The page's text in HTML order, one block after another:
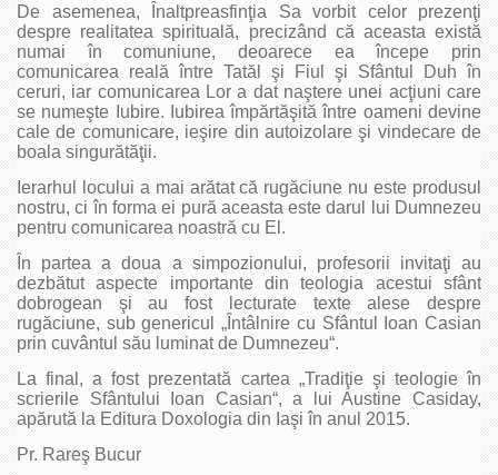
De asemenea, Înaltpreasfinţia Sa vorbit celor prezenţi
despre realitatea spirituală, precizând că aceasta există
numai în comuniune, deoarece ea începe prin
comunicarea reală între Tatăl şi Fiul şi Sfântul Duh în
ceruri, iar comunicarea Lor a dat naştere unei acţiuni care
se numeşte Iubire. Iubirea împărtăşită între oameni devine
cale de comunicare, ieşire din autoizolare şi vindecare de
boala singurătăţii.
Ierarhul locului a mai arătat că rugăciune nu este produsul
nostru, ci în forma ei pură aceasta este darul lui Dumnezeu
pentru comunicarea noastră cu El.
În partea a doua a simpozionului, profesorii invitaţi au
dezbătut aspecte importante din teologia acestui sfânt
dobrogean şi au fost lecturate texte alese despre
rugăciune, sub genericul „Întâlnire cu Sfântul Ioan Casian
prin cuvântul său luminat de Dumnezeu“.
La final, a fost prezentată cartea „Tradiţie şi teologie în
scrierile Sfântului Ioan Casian“, a lui Austine Casiday,
apărută la Editura Doxologia din Iaşi în anul 2015.
Pr. Rareş Bucur